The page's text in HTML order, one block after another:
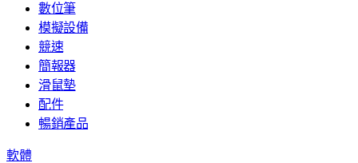
數位筆
模擬設備
競速
簡報器
滑鼠墊
配件
暢銷產品
軟體